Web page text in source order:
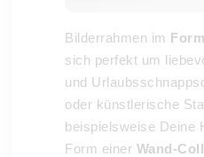
Bilderrahmen im
sich perfekt um
und
oder künstlerische
beispielsweise Deine
Form einer Wand-